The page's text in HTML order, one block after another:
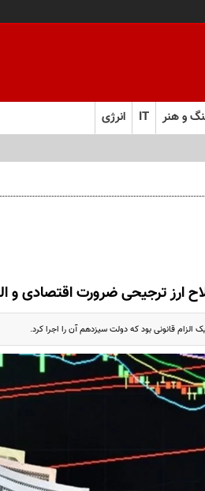
و هنر IT انرژی
ارز ترجیحی ضرورت اقتصادی و
قانونی بود که دولت سیزدهم آن را اجرا کرد.